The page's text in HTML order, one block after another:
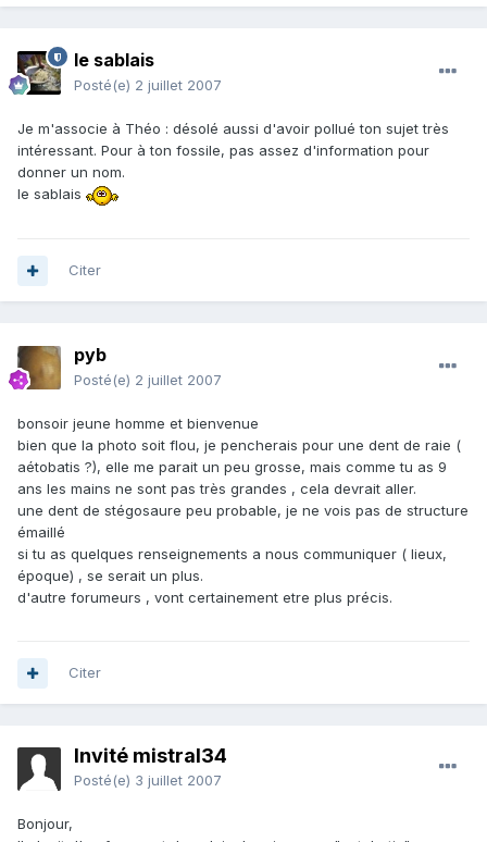
le sablais
Posté(e) 2 juillet 2007
Je m'associe à Théo : désolé aussi d'avoir pollué ton sujet très
intéressant. Pour à ton fossile, pas assez d'information pour
donner un nom.
le sablais
Citer
pyb
Posté(e) 2 juillet 2007
bonsoir jeune homme et bienvenue
bien que la photo soit flou, je pencherais pour une dent de raie (
aétobatis ?), elle me parait un peu grosse, mais comme tu as 9
ans les mains ne sont pas très grandes , cela devrait aller.
une dent de stégosaure peu probable, je ne vois pas de structure
émaillé
si tu as quelques renseignements a nous communiquer ( lieux,
époque) , se serait un plus.
d'autre forumeurs , vont certainement etre plus précis.
Citer
Invité mistral34
Posté(e) 3 juillet 2007
Bonjour,